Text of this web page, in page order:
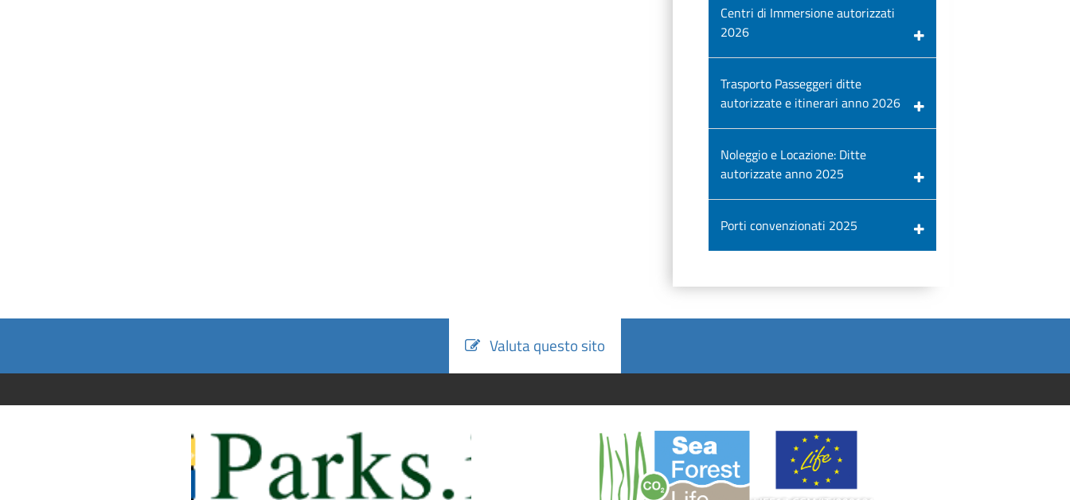
Centri di Immersione autorizzati
2026
Trasporto Passeggeri ditte
autorizzate e itinerari anno 2026
Noleggio e Locazione: Ditte
autorizzate anno 2025
Porti convenzionati 2025
Valuta questo sito